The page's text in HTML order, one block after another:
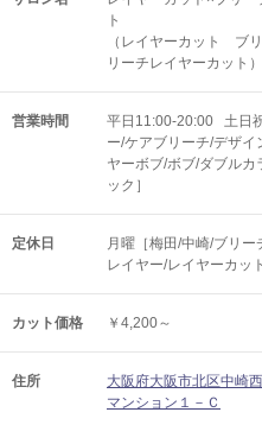
ト
（レイヤーカット
リーチレイヤーカット）
営業時間
平日11:00-20:00 土日
ー/ケアブリーチ/デザイ
ヤーボブ/ボブ/ダブルカ
ック］
定休日
月曜［梅田/中崎/ブリ
レイヤー/レイヤーカッ
カット価格 ￥4,200～
住所
大阪府大阪市北区中崎
マンション１－Ｃ